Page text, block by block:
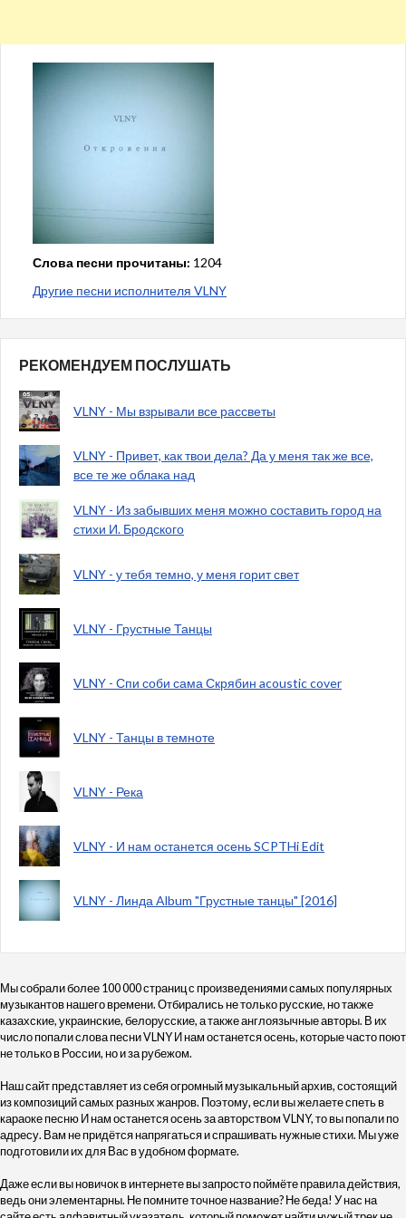
Слова песни прочитаны: 1204
Другие песни исполнителя VLNY
РЕКОМЕНДУЕМ ПОСЛУШАТЬ
VLNY - Мы взрывали все рассветы
VLNY - Привет, как твои дела? Да у меня так же все,
все те же облака над
VLNY - Из забывших меня можно составить город на
стихи И. Бродского
VLNY - у тебя темно, у меня горит свет
VLNY - Грустные Танцы
VLNY - Спи соби сама Скрябин acoustic cover
VLNY - Танцы в темноте
VLNY - Река
VLNY - И нам останется осень SCPTHi Edit
VLNY - Линда Album "Грустные танцы" [2016]
Мы собрали более 100 000 страниц с произведениями самых популярных
музыкантов нашего времени. Отбирались не только русские, но также
казахские, украинские, белорусские, а также англоязычные авторы. В их
число попали слова песни VLNY И нам останется осень, которые часто поют
не только в России, но и за рубежом.
Наш сайт представляет из себя огромный музыкальный архив, состоящий
из композиций самых разных жанров. Поэтому, если вы желаете спеть в
караоке песню И нам останется осень за авторством VLNY, то вы попали по
адресу. Вам не придётся напрягаться и спрашивать нужные стихи. Мы уже
подготовили их для Вас в удобном формате.
Даже если вы новичок в интернете вы запросто поймёте правила действия,
ведь они элементарны. Не помните точное название? Не беда! У нас на